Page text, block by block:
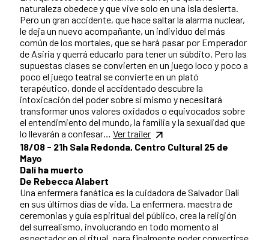
naturaleza obedece y que vive solo en una isla desierta.
Pero un gran accidente, que hace saltar la alarma nuclear,
le deja un nuevo acompañante, un individuo del más
común de los mortales, que se hará pasar por Emperador
de Asiria y querrá educarlo para tener un súbdito. Pero las
supuestas clases se convierten en un juego loco y poco a
poco el juego teatral se convierte en un plató
terapéutico, donde el accidentado descubre la
intoxicación del poder sobre sí mismo y necesitará
transformar unos valores oxidados o equivocados sobre
el entendimiento del mundo, la familia y la sexualidad que
lo llevarán a confesar… Ver trailer
18/08 - 21h Sala Redonda, Centro Cultural 25 de
Mayo
Dalí ha muerto
De Rebecca Alabert
Una enfermera fanática es la cuidadora de Salvador Dalí
en sus últimos días de vida. La enfermera, maestra de
ceremonias y guía espiritual del público, crea la religión
del surrealismo, involucrando en todo momento al